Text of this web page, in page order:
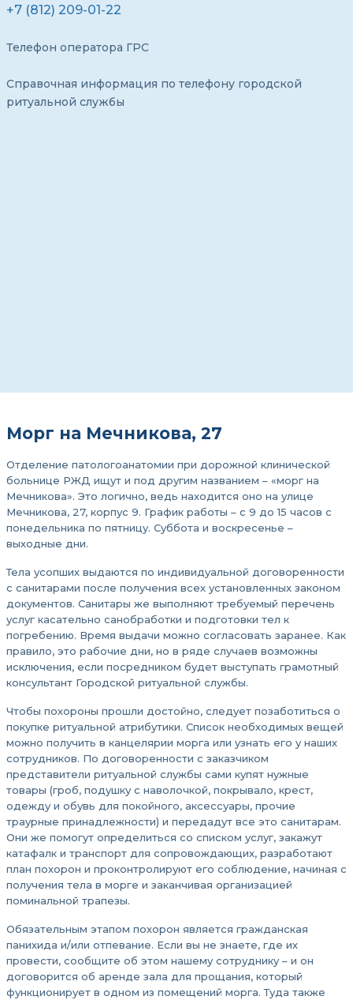
+7 (812) 209-01-22
Телефон оператора ГРС
Справочная информация по телефону городской
ритуальной службы
Морг на Мечникова, 27
Отделение патологоанатомии при дорожной клинической
больнице РЖД ищут и под другим названием – «морг на
Мечникова». Это логично, ведь находится оно на улице
Мечникова, 27, корпус 9. График работы – с 9 до 15 часов с
понедельника по пятницу. Суббота и воскресенье –
выходные дни.
Тела усопших выдаются по индивидуальной договоренности
с санитарами после получения всех установленных законом
документов. Санитары же выполняют требуемый перечень
услуг касательно санобработки и подготовки тел к
погребению. Время выдачи можно согласовать заранее. Как
правило, это рабочие дни, но в ряде случаев возможны
исключения, если посредником будет выступать грамотный
консультант Городской ритуальной службы.
Чтобы похороны прошли достойно, следует позаботиться о
покупке ритуальной атрибутики. Список необходимых вещей
можно получить в канцелярии морга или узнать его у наших
сотрудников. По договоренности с заказчиком
представители ритуальной службы сами купят нужные
товары (гроб, подушку с наволочкой, покрывало, крест,
одежду и обувь для покойного, аксессуары, прочие
траурные принадлежности) и передадут все это санитарам.
Они же помогут определиться со списком услуг, закажут
катафалк и транспорт для сопровождающих, разработают
план похорон и проконтролируют его соблюдение, начиная с
получения тела в морге и заканчивая организацией
поминальной трапезы.
Обязательным этапом похорон является гражданская
панихида и/или отпевание. Если вы не знаете, где их
провести, сообщите об этом нашему сотруднику – и он
договорится об аренде зала для прощания, который
функционирует в одном из помещений морга. Туда также